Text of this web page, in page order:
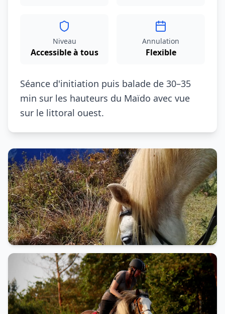
Niveau
Accessible à tous
Annulation
Flexible
Séance d'initiation puis balade de 30–35
min sur les hauteurs du Maïdo avec vue
sur le littoral ouest.